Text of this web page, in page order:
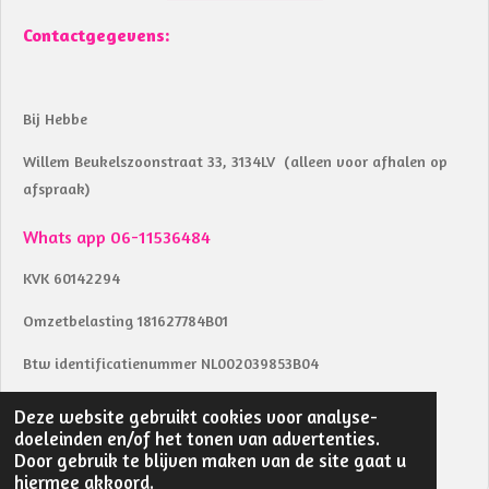
Deze website gebruikt cookies voor analyse-
doeleinden en/of het tonen van advertenties.
Door gebruik te blijven maken van de site gaat u
hiermee akkoord.
Contactgegevens:
Bij Hebbe
Willem Beukelszoonstraat 33, 3134LV (alleen voor afhalen op
afspraak)
Whats app 06-11536484
KVK 60142294
Omzetbelasting 181627784B01
Btw identificatienummer NL002039853B04
IBAN NL18RABO0157283291
© 2023 - 2026 bij Hebbe
Powered byJouwWeb